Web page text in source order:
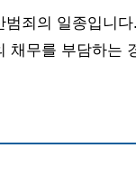
범죄의 일종입니
채무를 부담하는